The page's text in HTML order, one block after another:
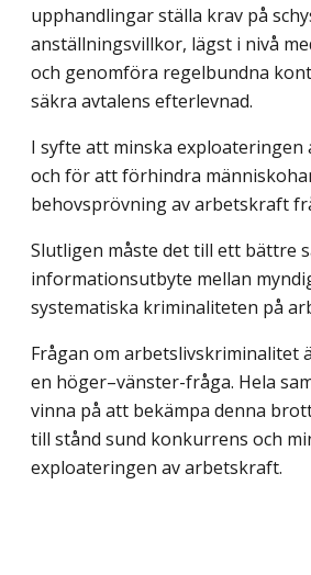
upphandlingar ställa krav på
anställningsvillkor, lägst i nivå
och genomföra regelbundna
säkra avtalens efterlevnad.
I syfte att minska exploateringen
och för att förhindra
behovsprövning av arbetskraft
Slutligen måste det till ett bättre
informationsutbyte mellan
systematiska kriminaliteten på
Frågan om arbetslivskriminalitet
en höger–vänster-fråga. Hela
vinna på att bekämpa denna
till stånd sund konkurrens och
exploateringen av arbetskraft.